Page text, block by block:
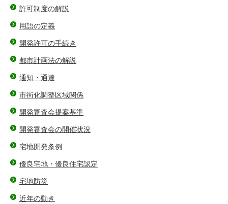
許可制度の解説
用語の定義
開発許可の手続き
都市計画法の解説
通知・通達
市街化調整区域関係
開発審査会提案基準
開発審査会の開催状況
宅地開発条例
優良宅地・優良住宅認定
宅地防災
近年の動き